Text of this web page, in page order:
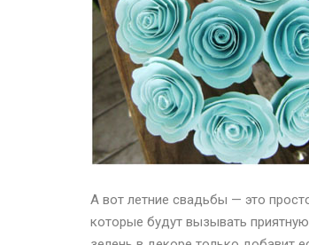
А вот летние свадьбы — это
которые будут вызывать